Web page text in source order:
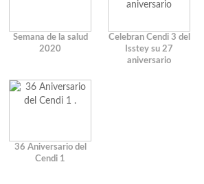
Semana de la salud
2020
Celebran Cendi 3 del
Isstey su 27
aniversario
36 Aniversario del
Cendi 1